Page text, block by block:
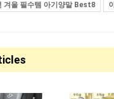
겨울 필수템 아기양말 Best8